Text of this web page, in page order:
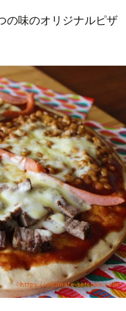
の味のオリジナルピザ